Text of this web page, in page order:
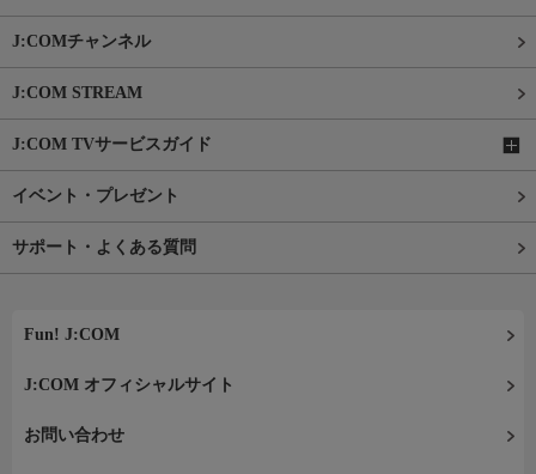
J:COMチャンネル
J:COM STREAM
J:COM TVサービスガイド
イベント・プレゼント
サポート・よくある質問
Fun! J:COM
J:COM オフィシャルサイト
お問い合わせ